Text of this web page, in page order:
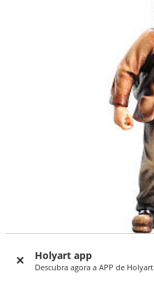
Holyart app
Descubra agora a APP de Holyart